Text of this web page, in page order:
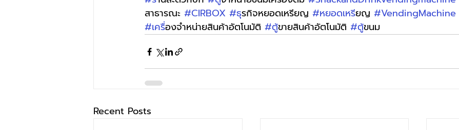
สาธารณะ #CIRBOX #ธุรกิจหยอดเหรียญ #หยอดเหรียญ #VendingMachine
#เครื่องจำหน่ายสินค้าอัตโนมัติ #ตู้ขายสินค้าอัตโนมัติ #ตู้ขนม
Recent Posts